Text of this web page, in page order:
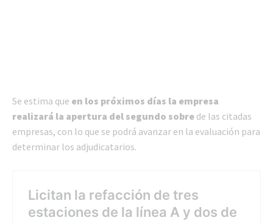
Se estima que en los próximos días la empresa
realizará la apertura del segundo sobre de las citadas
empresas, con lo que se podrá avanzar en la evaluación para
determinar los adjudicatarios.